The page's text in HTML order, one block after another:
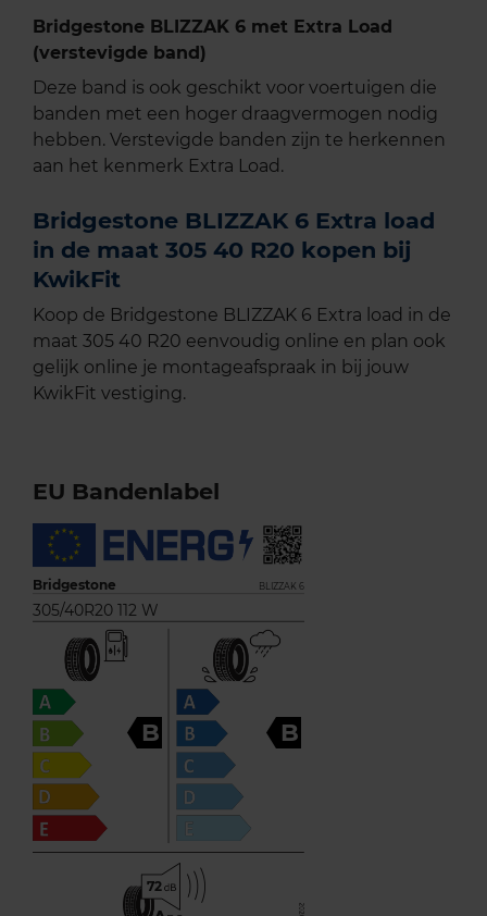
Bridgestone BLIZZAK 6 met Extra Load
(verstevigde band)
Deze band is ook geschikt voor voertuigen die
banden met een hoger draagvermogen nodig
hebben. Verstevigde banden zijn te herkennen
aan het kenmerk Extra Load.
Bridgestone BLIZZAK 6 Extra load
in de maat 305 40 R20 kopen bij
KwikFit
Koop de Bridgestone BLIZZAK 6 Extra load in de
maat 305 40 R20 eenvoudig online en plan ook
gelijk online je montageafspraak in bij jouw
KwikFit vestiging.
EU Bandenlabel
Bridgestone BLIZZAK 6
305/40R20 112 W
B B
72